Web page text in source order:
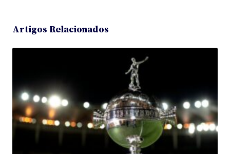
Artigos Relacionados